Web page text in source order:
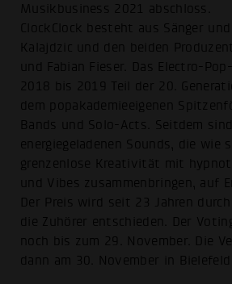
Musikbusiness 2021 abschloss.
ClockClock besteht aus Sänger
Kalajdzic und den beiden
und Fabian Fieser. Das Electro-
2018 bis 2019 Teil der 20.
dem popakademieeigenen
Bands und Solo-Acts. Seitdem
energiegeladenen Sounds, die wie
grenzenlose Kreativität mit
und Vibes zusammenbringen, auf
Der Preis wird seit 23 Jahren
die Zuhörer entschieden. Der
noch bis zum 29. November. Die
dann am 30. November in